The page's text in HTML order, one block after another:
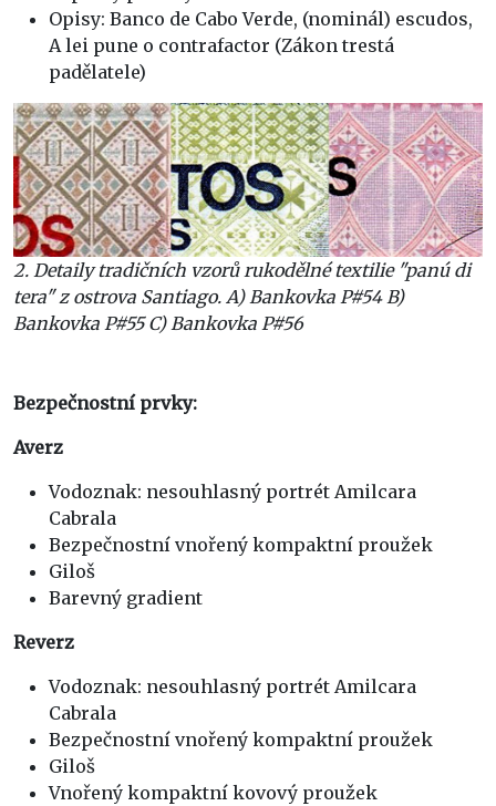
Opisy: Banco de Cabo Verde, (nominál) escudos,
A lei pune o contrafactor (Zákon trestá
padělatele)
2. Detaily tradičních vzorů rukodělné textilie "panú di
tera" z ostrova Santiago. A) Bankovka P#54 B)
Bankovka P#55 C) Bankovka P#56
Bezpečnostní prvky:
Averz
Vodoznak: nesouhlasný portrét Amilcara
Cabrala
Bezpečnostní vnořený kompaktní proužek
Giloš
Barevný gradient
Reverz
Vodoznak: nesouhlasný portrét Amilcara
Cabrala
Bezpečnostní vnořený kompaktní proužek
Giloš
Vnořený kompaktní kovový proužek